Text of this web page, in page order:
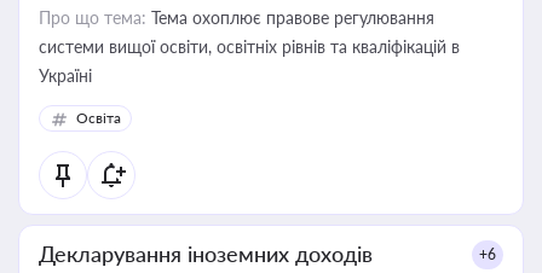
Про що тема: Тема охоплює правове регулювання
системи вищої освіти, освітніх рівнів та кваліфікацій в
Україні
Освіта
Декларування іноземних доходів +6